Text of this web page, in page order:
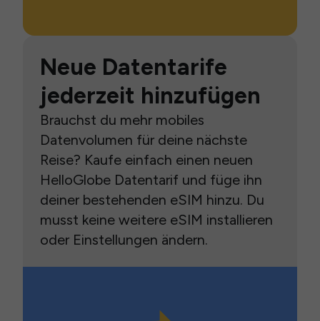
Neue Datentarife
jederzeit hinzufügen
Brauchst du mehr mobiles
Datenvolumen für deine nächste
Reise? Kaufe einfach einen neuen
HelloGlobe Datentarif und füge ihn
deiner bestehenden eSIM hinzu. Du
musst keine weitere eSIM installieren
oder Einstellungen ändern.